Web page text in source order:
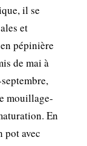
il se
et
pépinière
de mai à
mouillage-
En
pot avec